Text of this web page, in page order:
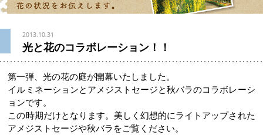
2013.10.31
光と花のコラボレーション！！
第一弾、光の花の庭が開幕いたしました。
イルミネーションとアメジストセージと秋バラのコラボレーシ
ョンです。
この時期だけとなります。美しく幻想的にライトアップされた
アメジストセージや秋バラをご覧ください。